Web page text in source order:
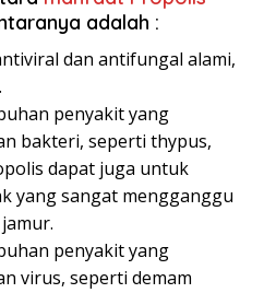
adalah :
dan antifungal alami,
penyakit yang
bakteri, seperti thypus,
dapat juga untuk
yang sangat mengganggu
penyakit yang
virus, seperti demam